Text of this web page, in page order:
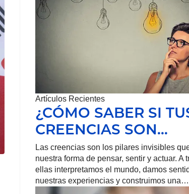
Artículos Recientes
¿CÓMO SABER SI
CREENCIAS SON…
Las creencias son los pilares invisibles
nuestra forma de pensar, sentir y actuar. A
ellas interpretamos el mundo, damos
nuestras experiencias y construimos una…